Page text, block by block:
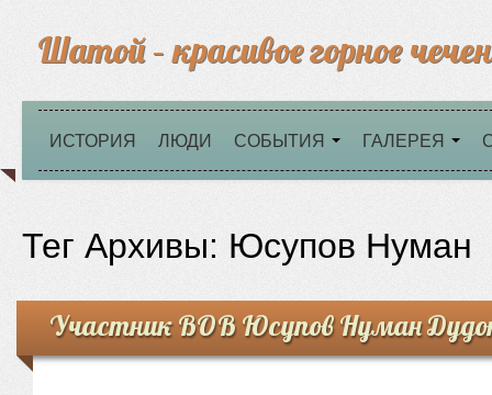
Шатой – красивое горное
ИСТОРИЯ ЛЮДИ СОБЫТИЯ ГАЛЕРЕЯ
Тег Архивы: Юсупов Нуман
Участник ВОВ Юсупов Нуман